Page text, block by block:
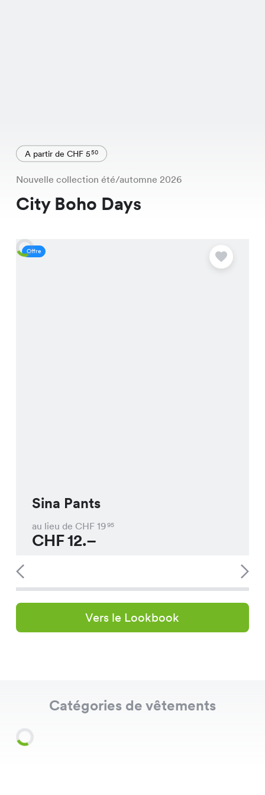
A partir de CHF 550
Nouvelle collection été/automne 2026
City Boho Days
Offre
Sina Pants
au lieu de CHF 1995
CHF12.–
Vers le Lookbook
Catégories de vêtements